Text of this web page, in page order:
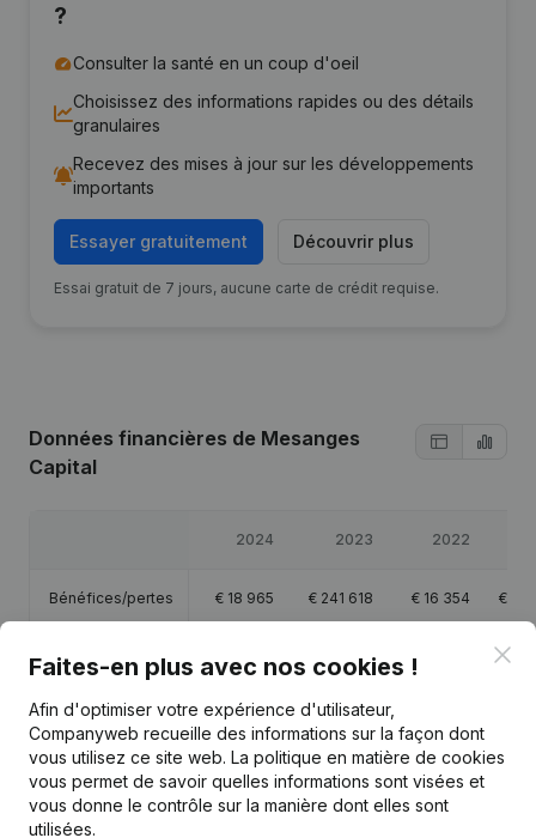
?
Consulter la santé en un coup d'oeil
Choisissez des informations rapides ou des détails
granulaires
Recevez des mises à jour sur les développements
importants
Essayer gratuitement Découvrir plus
Essai gratuit de 7 jours, aucune carte de crédit requise.
Données financières de Mesanges
Capital
2024 2023 2022
Bénéfices/pertes € 18 965 € 241 618 € 16 354 €
Capitaux propres 344 256 €102 637 €
Marge brute €49 473 €451 124
Faites-en plus avec nos cookies !
Afin d'optimiser votre expérience d'utilisateur,
Companyweb recueille des informations sur la façon dont
vous utilisez ce site web. La politique en matière de cookies
vous permet de savoir quelles informations sont visées et
vous donne le contrôle sur la manière dont elles sont
utilisées.